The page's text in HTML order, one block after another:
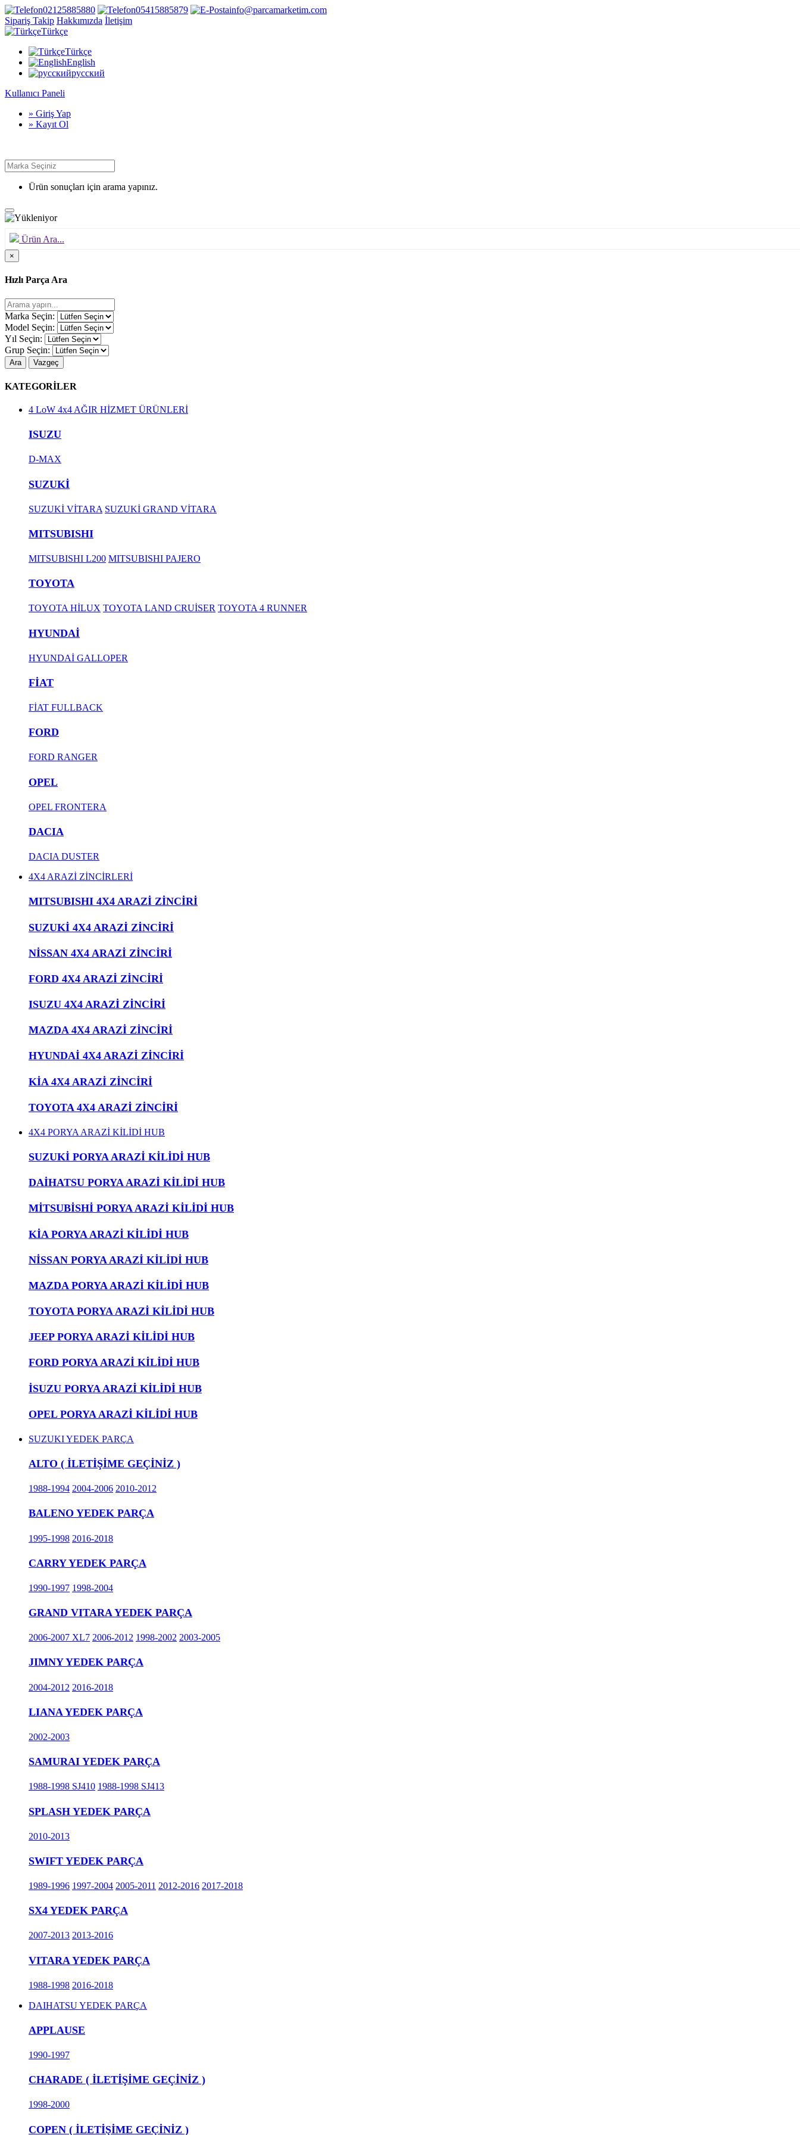
02125885880 05415885879
info@parcamarketim.com
Sipariş Takip Hakkımızda İletişim
Türkçe
Türkçe
English
русский
Kullanıcı Paneli
» Giriş Yap
» Kayıt Ol
Ürün sonuçları için arama yapınız.
Ürün Ara...
×
Hızlı Parça Ara
Marka Seçin:
Model Seçin:
Yıl Seçin:
Grup Seçin:
Ara Vazgeç
KATEGORİLER
4 LoW 4x4 AĞIR HİZMET ÜRÜNLERİ
ISUZU
D-MAX
SUZUKİ
SUZUKİ VİTARA SUZUKİ GRAND VİTARA
MITSUBISHI
MITSUBISHI L200 MITSUBISHI PAJERO
TOYOTA
TOYOTA HİLUX TOYOTA LAND CRUİSER TOYOTA 4 RUNNER
HYUNDAİ
HYUNDAİ GALLOPER
FİAT
FİAT FULLBACK
FORD
FORD RANGER
OPEL
OPEL FRONTERA
DACIA
DACIA DUSTER
4X4 ARAZİ ZİNCİRLERİ
MITSUBISHI 4X4 ARAZİ ZİNCİRİ
SUZUKİ 4X4 ARAZİ ZİNCİRİ
NİSSAN 4X4 ARAZİ ZİNCİRİ
FORD 4X4 ARAZİ ZİNCİRİ
ISUZU 4X4 ARAZİ ZİNCİRİ
MAZDA 4X4 ARAZİ ZİNCİRİ
HYUNDAİ 4X4 ARAZİ ZİNCİRİ
KİA 4X4 ARAZİ ZİNCİRİ
TOYOTA 4X4 ARAZİ ZİNCİRİ
4X4 PORYA ARAZİ KİLİDİ HUB
SUZUKİ PORYA ARAZİ KİLİDİ HUB
DAİHATSU PORYA ARAZİ KİLİDİ HUB
MİTSUBİSHİ PORYA ARAZİ KİLİDİ HUB
KİA PORYA ARAZİ KİLİDİ HUB
NİSSAN PORYA ARAZİ KİLİDİ HUB
MAZDA PORYA ARAZİ KİLİDİ HUB
TOYOTA PORYA ARAZİ KİLİDİ HUB
JEEP PORYA ARAZİ KİLİDİ HUB
FORD PORYA ARAZİ KİLİDİ HUB
İSUZU PORYA ARAZİ KİLİDİ HUB
OPEL PORYA ARAZİ KİLİDİ HUB
SUZUKI YEDEK PARÇA
ALTO ( İLETİŞİME GEÇİNİZ )
1988-1994 2004-2006 2010-2012
BALENO YEDEK PARÇA
1995-1998 2016-2018
CARRY YEDEK PARÇA
1990-1997 1998-2004
GRAND VITARA YEDEK PARÇA
2006-2007 XL7 2006-2012 1998-2002 2003-2005
JIMNY YEDEK PARÇA
2004-2012 2016-2018
LIANA YEDEK PARÇA
2002-2003
SAMURAI YEDEK PARÇA
1988-1998 SJ410 1988-1998 SJ413
SPLASH YEDEK PARÇA
2010-2013
SWIFT YEDEK PARÇA
1989-1996 1997-2004 2005-2011 2012-2016 2017-2018
SX4 YEDEK PARÇA
2007-2013 2013-2016
VITARA YEDEK PARÇA
1988-1998 2016-2018
DAIHATSU YEDEK PARÇA
APPLAUSE
1990-1997
CHARADE ( İLETİŞİME GEÇİNİZ )
1998-2000
COPEN ( İLETİŞİME GEÇİNİZ )